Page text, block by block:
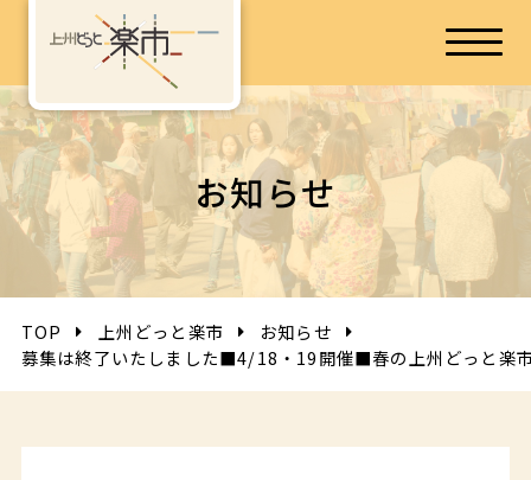
お知らせ
TOP 上州どっと楽市
お知らせ
募集は終了いたしました■4/18・19開催■春の上州どっと楽